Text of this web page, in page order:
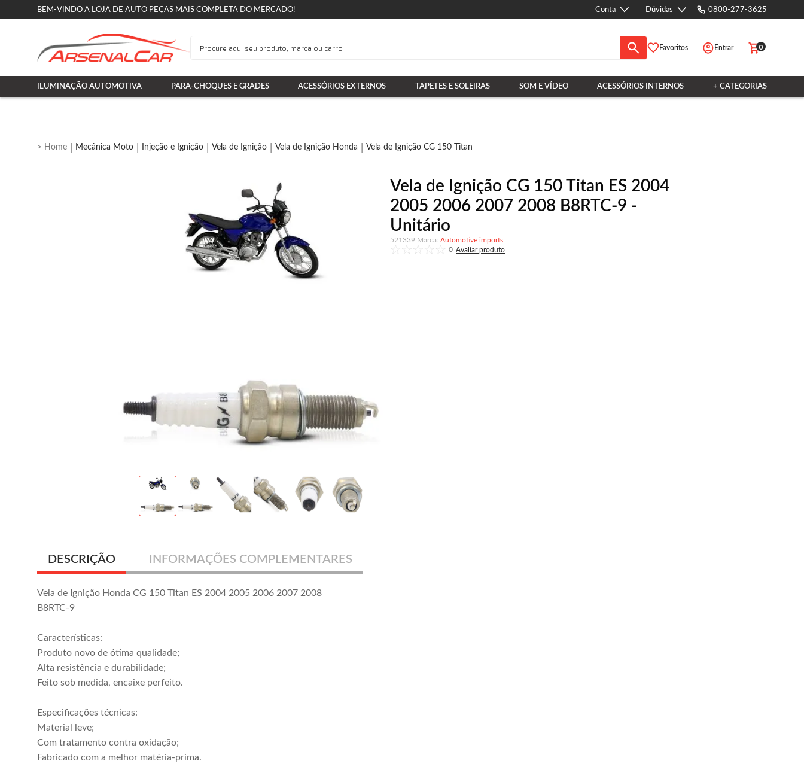
BEM-VINDO A LOJA DE AUTO PEÇAS MAIS COMPLETA DO MERCADO! Conta Dúvidas 0800-277-3625
Favoritos Entrar 0
ILUMINAÇÃO AUTOMOTIVA PARA-CHOQUES E GRADES ACESSÓRIOS EXTERNOS TAPETES E SOLEIRAS SOM E VÍDEO ACESSÓRIOS INTERNOS + CATEGORIAS
Mecânica Moto Injeção e Ignição Vela de Ignição Vela de Ignição Honda Vela de Ignição CG 150 Titan
Vela de Ignição CG 150 Titan ES 2004
2005 2006 2007 2008 B8RTC-9 -
Unitário
521339
Automotive imports
0
DESCRIÇÃO INFORMAÇÕES COMPLEMENTARES
Vela de Ignição Honda CG 150 Titan ES 2004 2005 2006 2007 2008
B8RTC-9
Características:
Produto novo de ótima qualidade;
Alta resistência e durabilidade;
Feito sob medida, encaixe perfeito.
Especificações técnicas:
Material leve;
Com tratamento contra oxidação;
Fabricado com a melhor matéria-prima.